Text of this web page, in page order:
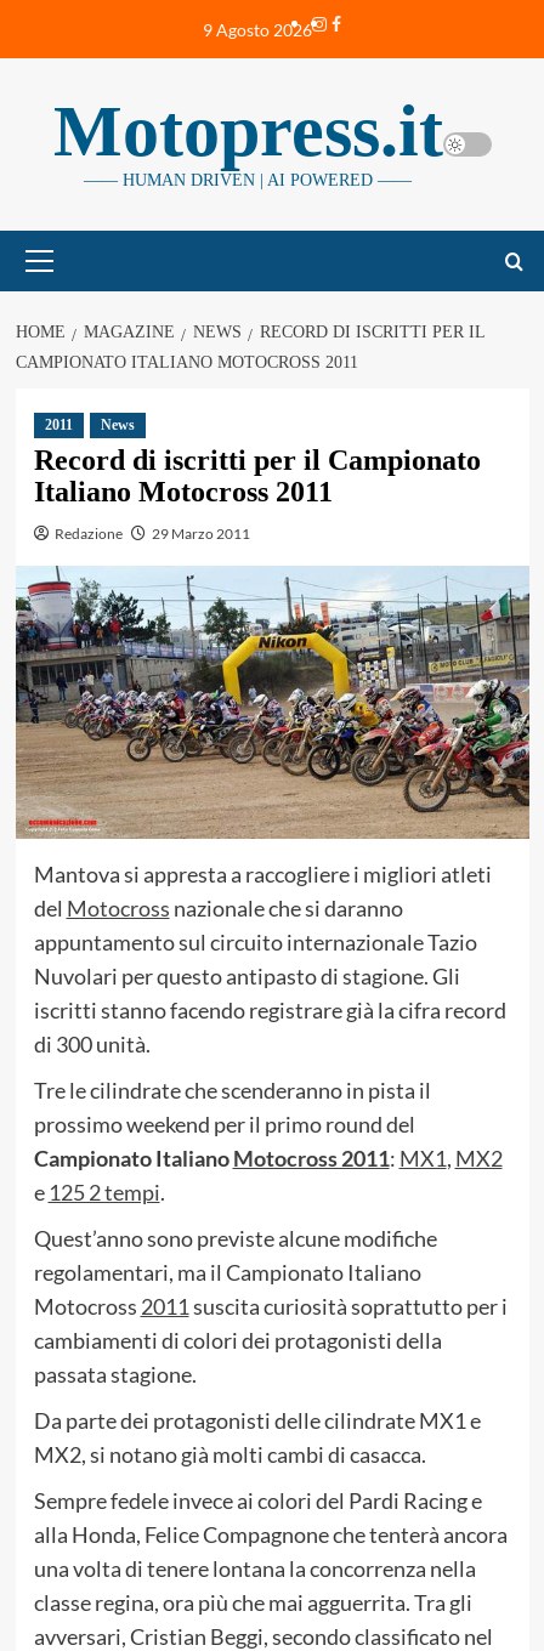
9 Agosto 2026Instagram
Facebook
Motopress.it
—— HUMAN DRIVEN | AI POWERED ——
principale
HOME MAGAZINE NEWS
RECORD DI ISCRITTI PER IL
CAMPIONATO ITALIANO MOTOCROSS 2011
2011 News
Record di iscritti per il Campionato
Italiano Motocross 2011
Redazione 29 Marzo 2011
Mantova si appresta a raccogliere i migliori atleti
del Motocross nazionale che si daranno
appuntamento sul circuito internazionale Tazio
Nuvolari per questo antipasto di stagione. Gli
iscritti stanno facendo registrare già la cifra record
di 300 unità.
Tre le cilindrate che scenderanno in pista il
prossimo weekend per il primo round del
Campionato ItalianoMotocross 2011: MX1, MX2
e 125 2 tempi.
Quest’anno sono previste alcune modifiche
regolamentari, ma il Campionato Italiano
Motocross 2011suscita curiosità soprattutto per i
cambiamenti di colori dei protagonisti della
passata stagione.
Da parte dei protagonisti delle cilindrate MX1 e
MX2, si notano già molti cambi di casacca.
Sempre fedele invece ai colori del Pardi Racing e
alla Honda, Felice Compagnone che tenterà ancora
una volta di tenere lontana la concorrenza nella
classe regina, ora più che mai agguerrita. Tra gli
avversari, Cristian Beggi, secondo classificato nel